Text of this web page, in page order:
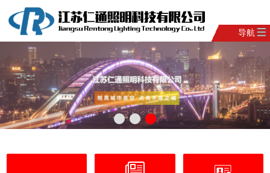
导航